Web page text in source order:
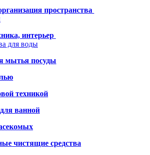
пространства
интерьер
для воды
мытья посуды
техникой
ванной
чистящие средства